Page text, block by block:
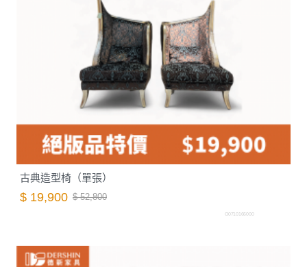
古典造型椅（單張）
$ 19,900 $ 52,800
O0710166000